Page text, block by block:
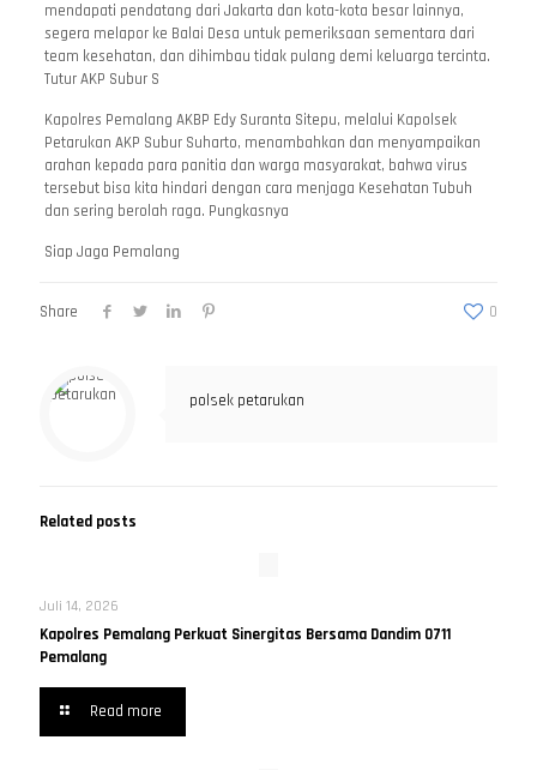
mendapati pendatang dari Jakarta dan kota-kota besar lainnya,
segera melapor ke Balai Desa untuk pemeriksaan sementara dari
team kesehatan, dan dihimbau tidak pulang demi keluarga tercinta.
Tutur AKP Subur S
Kapolres Pemalang AKBP Edy Suranta Sitepu, melalui Kapolsek
Petarukan AKP Subur Suharto, menambahkan dan menyampaikan
arahan kepada para panitia dan warga masyarakat, bahwa virus
tersebut bisa kita hindari dengan cara menjaga Kesehatan Tubuh
dan sering berolah raga. Pungkasnya
Siap Jaga Pemalang
Share 0
polsek petarukan
Related posts
Juli 14, 2026
Kapolres Pemalang Perkuat Sinergitas Bersama Dandim 0711
Pemalang
Read more